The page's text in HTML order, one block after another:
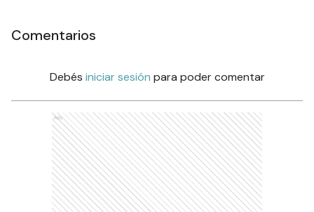
Comentarios
Debés iniciar sesión para poder comentar
Ads